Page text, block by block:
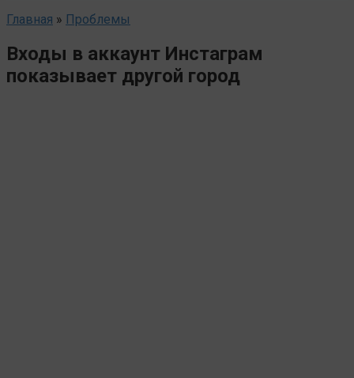
Главная » Проблемы
Входы в аккаунт Инстаграм
показывает другой город